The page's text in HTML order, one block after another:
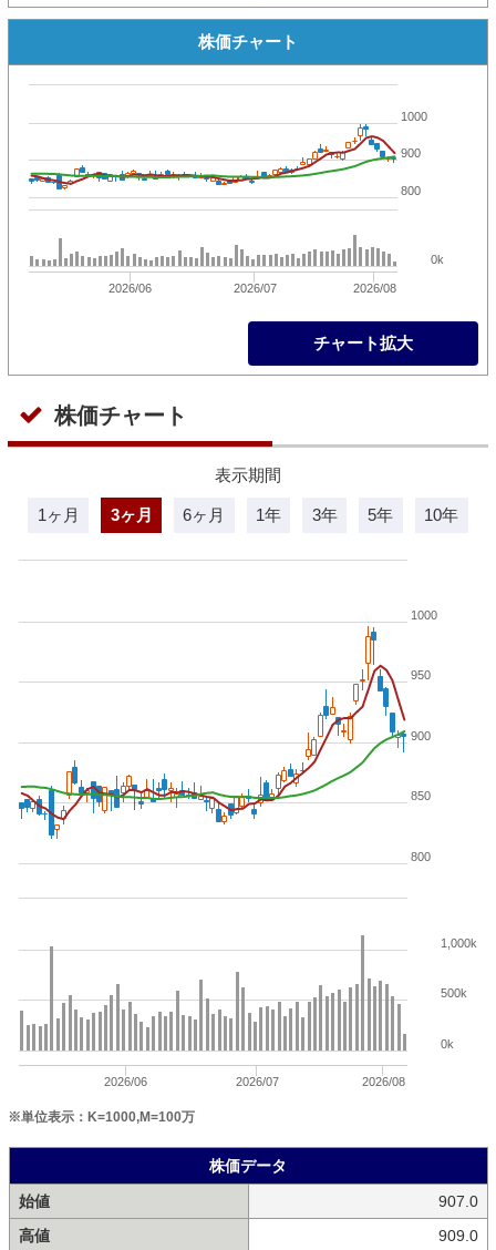
株価チャート
2026/06 2026/07 2026/08
800
900
1000
0k
チャート拡大
株価チャート
表示期間
1ヶ月 3ヶ月 6ヶ月 1年 3年 5年 10年
2026/06 2026/07 2026/08
800
850
900
950
1000
0k
500k
1,000k
※単位表示：K=1000,M=100万
株価データ
始値
907.0
高値
909.0